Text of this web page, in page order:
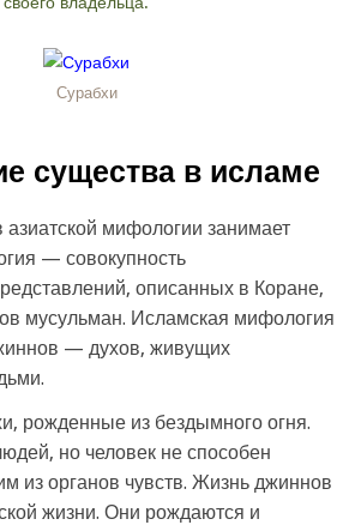
Сурабхи
существа в исламе
азиатской мифологии занимает
— совокупность
описанных в Коране,
мусульман. Исламская мифология
— духов, живущих
рожденные из бездымного огня.
но человек не способен
из органов чувств. Жизнь джиннов
жизни. Они рождаются и